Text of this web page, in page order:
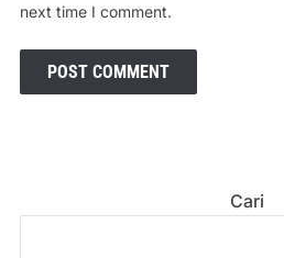
next time I comment.
Cari